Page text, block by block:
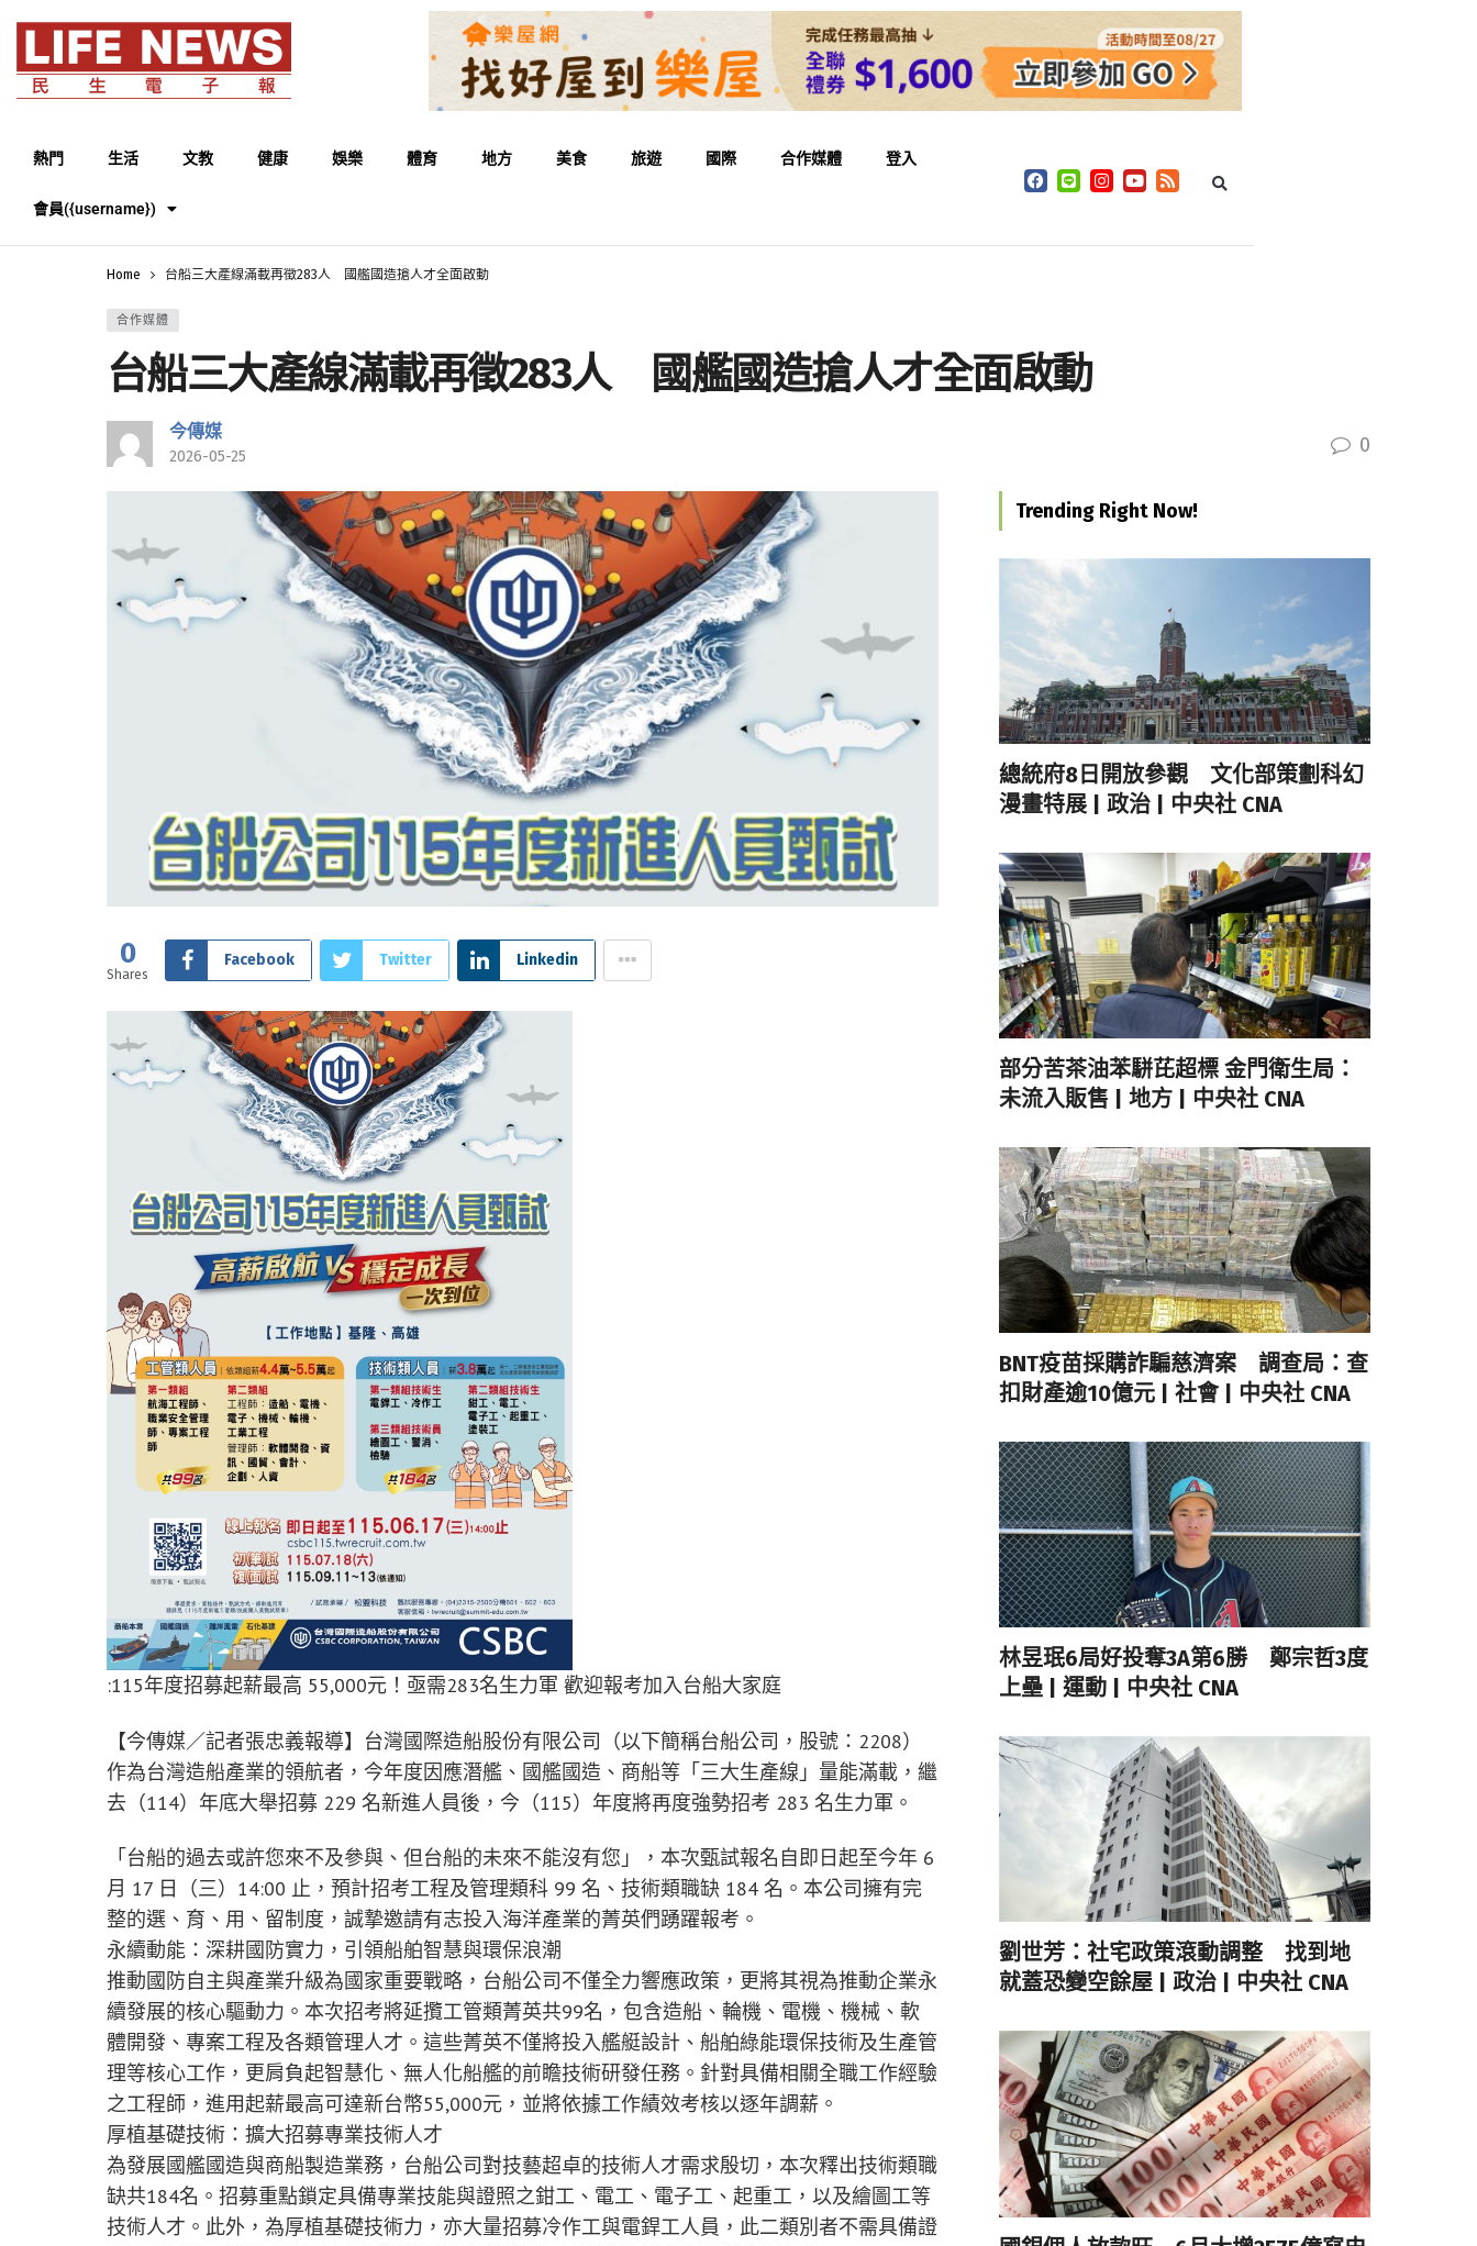
熱門 生活 文教 健康 娛樂 體育 地方 美食 旅遊 國際 合作媒體 登入
會員({username})
Home 台船三大產線滿載再徵283人 國艦國造搶人才全面啟動
合作媒體
台船三大產線滿載再徵283人 國艦國造搶人才全面啟動
今傳媒
2026-05-25 0
0
Shares
Facebook Twitter Linkedin
:115年度招募起薪最高 55,000元！亟需283名生力軍 歡迎報考加入台船大家庭
【今傳媒／記者張忠義報導】台灣國際造船股份有限公司（以下簡稱台船公司，股號：2208）
作為台灣造船產業的領航者，今年度因應潛艦、國艦國造、商船等「三大生產線」量能滿載，繼
去（114）年底大舉招募 229 名新進人員後，今（115）年度將再度強勢招考 283 名生力軍。
「台船的過去或許您來不及參與、但台船的未來不能沒有您」，本次甄試報名自即日起至今年 6
月 17 日（三）14:00 止，預計招考工程及管理類科 99 名、技術類職缺 184 名。本公司擁有完
整的選、育、用、留制度，誠摯邀請有志投入海洋產業的菁英們踴躍報考。
永續動能：深耕國防實力，引領船舶智慧與環保浪潮
推動國防自主與產業升級為國家重要戰略，台船公司不僅全力響應政策，更將其視為推動企業永
續發展的核心驅動力。本次招考將延攬工管類菁英共99名，包含造船、輪機、電機、機械、軟
體開發、專案工程及各類管理人才。這些菁英不僅將投入艦艇設計、船舶綠能環保技術及生產管
理等核心工作，更肩負起智慧化、無人化船艦的前瞻技術研發任務。針對具備相關全職工作經驗
之工程師，進用起薪最高可達新台幣55,000元，並將依據工作績效考核以逐年調薪。
厚植基礎技術：擴大招募專業技術人才
為發展國艦國造與商船製造業務，台船公司對技藝超卓的技術人才需求殷切，本次釋出技術類職
缺共184名。招募重點鎖定具備專業技能與證照之鉗工、電工、電子工、起重工，以及繪圖工等
技術人才。此外，為厚植基礎技術力，亦大量招募冷作工與電銲工人員，此二類別者不需具備證
Trending Right Now!
總統府8日開放參觀 文化部策劃科幻
漫畫特展 | 政治 | 中央社 CNA
部分苦茶油苯駢芘超標 金門衛生局：
未流入販售 | 地方 | 中央社 CNA
BNT疫苗採購詐騙慈濟案 調查局：查
扣財產逾10億元 | 社會 | 中央社 CNA
林昱珉6局好投奪3A第6勝 鄭宗哲3度
上壘 | 運動 | 中央社 CNA
劉世芳：社宅政策滾動調整 找到地
就蓋恐變空餘屋 | 政治 | 中央社 CNA